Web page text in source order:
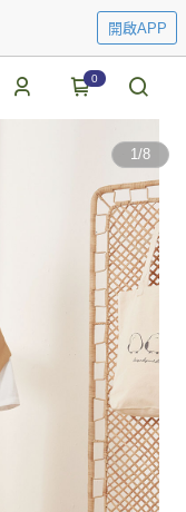
開啟APP
0
1/8